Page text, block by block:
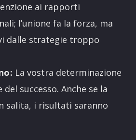
ai rapporti
l’unione fa la forza, ma
dalle strategie troppo
La vostra determinazione
del successo. Anche se la
salita, i risultati saranno